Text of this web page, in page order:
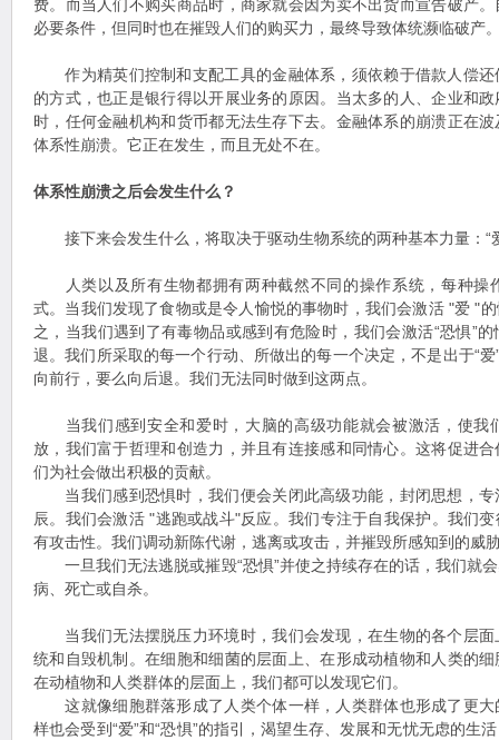
费。而当人们不购买商品时，商家就会因为卖不出货而宣告破产
必要条件，但同时也在摧毁人们的购买力，最终导致体统濒临破产
作为精英们控制和支配工具的金融体系，须依赖于借款人偿还
的方式，也正是银行得以开展业务的原因。当太多的人、企业和
时，任何金融机构和货币都无法生存下去。金融体系的崩溃正在
体系性崩溃。它正在发生，而且无处不在。
体系性崩溃之后会发生什么？
接下来会发生什么，将取决于驱动生物系统的两种基本力量：“
人类以及所有生物都拥有两种截然不同的操作系统，每种操
式。当我们发现了食物或是令人愉悦的事物时，我们会激活 "爱 "
之，当我们遇到了有毒物品或感到有危险时，我们会激活“恐惧”
退。我们所采取的每一个行动、所做出的每一个决定，不是出于“爱
向前行，要么向后退。我们无法同时做到这两点。
当我们感到安全和爱时，大脑的高级功能就会被激活，使我
放，我们富于哲理和创造力，并且有连接感和同情心。这将促进
们为社会做出积极的贡献。
当我们感到恐惧时，我们便会关闭此高级功能，封闭思想，专
辰。我们会激活 "逃跑或战斗"反应。我们专注于自我保护。我们
有攻击性。我们调动新陈代谢，逃离或攻击，并摧毁所感知到的威
一旦我们无法逃脱或摧毁“恐惧”并使之持续存在的话，我们就
病、死亡或自杀。
当我们无法摆脱压力环境时，我们会发现，在生物的各个层面
统和自毁机制。在细胞和细菌的层面上、在形成动植物和人类的
在动植物和人类群体的层面上，我们都可以发现它们。
这就像细胞群落形成了人类个体一样，人类群体也形成了更大
样也会受到“爱”和“恐惧”的指引，渴望生存、发展和无忧无虑的生